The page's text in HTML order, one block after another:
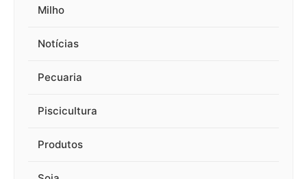
Milho
Notícias
Pecuaria
Piscicultura
Produtos